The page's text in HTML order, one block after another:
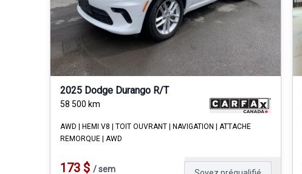
2025 Dodge Durango R/T
58 500 km
AWD | HEMI V8 | TOIT OUVRANT | NAVIGATION | ATTACHE
REMORQUE | AWD
173 $ /sem